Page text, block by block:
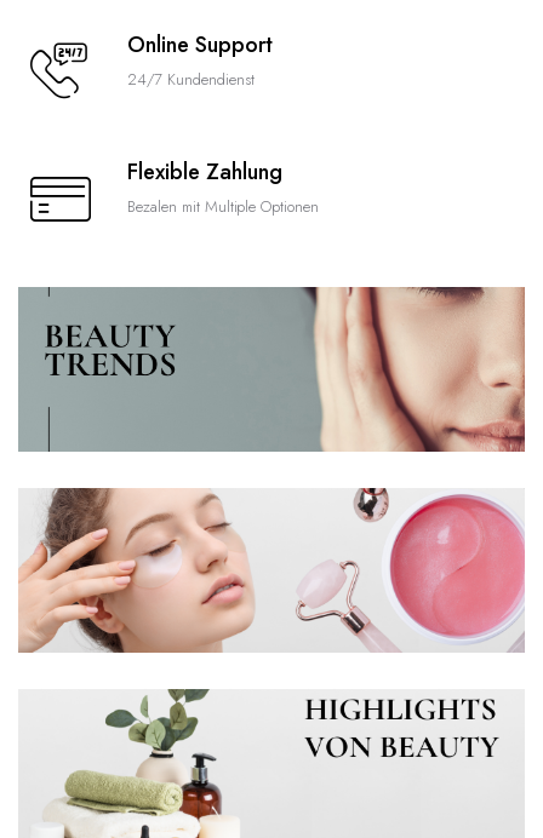
Online Support
24/7 Kundendienst
Flexible Zahlung
Bezalen mit Multiple Optionen